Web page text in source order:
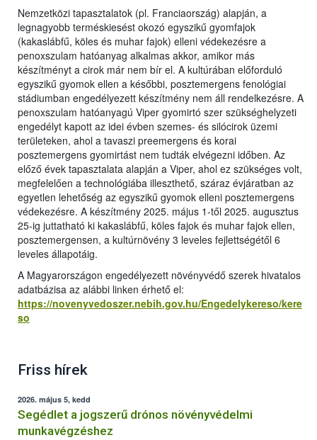
Nemzetközi tapasztalatok (pl. Franciaország) alapján, a
legnagyobb terméskiesést okozó egyszikű gyomfajok
(kakaslábfű, köles és muhar fajok) elleni védekezésre a
penoxszulam hatóanyag alkalmas akkor, amikor más
készítményt a cirok már nem bír el. A kultúrában előforduló
egyszikű gyomok ellen a későbbi, posztemergens fenológiai
stádiumban engedélyezett készítmény nem áll rendelkezésre. A
penoxszulam hatóanyagú Viper gyomirtó szer szükséghelyzeti
engedélyt kapott az idei évben szemes- és silócirok üzemi
területeken, ahol a tavaszi preemergens és korai
posztemergens gyomirtást nem tudták elvégezni időben. Az
előző évek tapasztalata alapján a Viper, ahol ez szükséges volt,
megfelelően a technológiába illeszthető, száraz évjáratban az
egyetlen lehetőség az egyszikű gyomok elleni posztemergens
védekezésre. A készítmény 2025. május 1-től 2025. augusztus
25-ig juttatható ki kakaslábfű, köles fajok és muhar fajok ellen,
posztemergensen, a kultúrnövény 3 leveles fejlettségétől 6
leveles állapotáig.
A Magyarországon engedélyezett növényvédő szerek hivatalos
adatbázisa az alábbi linken érhető el:
https://novenyvedoszer.nebih.gov.hu/Engedelykereso/kere
so
Friss hírek
2026. május 5, kedd
Segédlet a jogszerű drónos növényvédelmi
munkavégzéshez